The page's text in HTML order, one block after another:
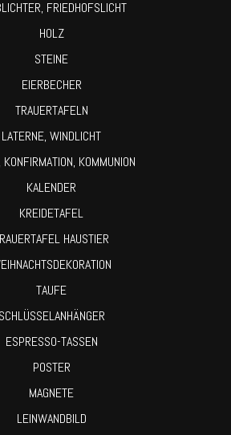
FRIEDHOFSLICHT
HOLZ
STEINE
EIERBECHER
TRAUERTAFELN
LATERNE, WINDLICHT
KOMMUNION
KALENDER
KREIDETAFEL
HAUSTIER
TAUFE
SCHLÜSSELANHÄNGER
ESPRESSO-TASSEN
POSTER
MAGNETE
LEINWANDBILD